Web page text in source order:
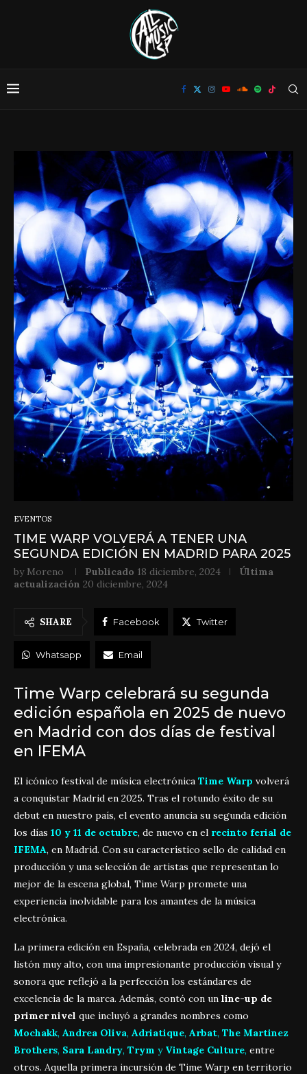
EVENTOS
TIME WARP VOLVERÁ A TENER UNA
SEGUNDA EDICIÓN EN MADRID PARA 2025
by Moreno Publicado 18 diciembre, 2024
Última
actualización 20 diciembre, 2024
SHARE Facebook Twitter
Whatsapp Email
Time Warp celebrará su segunda
edición española en 2025 de nuevo
en Madrid con dos días de festival
en IFEMA
El icónico festival de música electrónica Time Warp volverá
a conquistar Madrid en 2025. Tras el rotundo éxito de su
debut en nuestro país, el evento anuncia su segunda edición
los días 10 y 11 de octubre, de nuevo en el recinto ferial de
IFEMA, en Madrid. Con su característico sello de calidad en
producción y una selección de artistas que representan lo
mejor de la escena global, Time Warp promete una
experiencia inolvidable para los amantes de la música
electrónica.
La primera edición en España, celebrada en 2024, dejó el
listón muy alto, con una impresionante producción visual y
sonora que reflejó a la perfección los estándares de
excelencia de la marca. Además, contó con un line-up de
primer nivel que incluyó a grandes nombres como
Mochakk, Andrea Oliva, Adriatique, Arbat, The Martinez
Brothers, Sara Landry, Trym y Vintage Culture, entre
otros. Aquella primera incursión de Time Warp en territorio